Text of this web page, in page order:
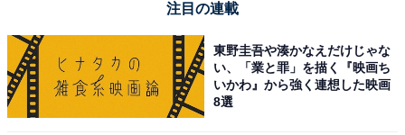
名古屋市美術館
名古屋市中区・白川公園内の「芸術と科学の杜」ゾーン
注目の連載
東野圭吾や湊かなえだけじゃな
い、「業と罪」を描く『映画ち
いかわ』から強く連想した映画
8選